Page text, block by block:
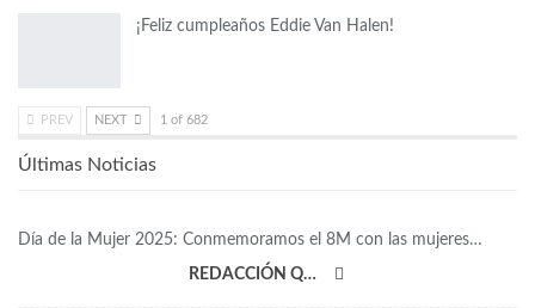
¡Feliz cumpleaños Eddie Van Halen!
PREV NEXT 1 of 682
Últimas Noticias
Día de la Mujer 2025: Conmemoramos el 8M con las mujeres…
REDACCIÓN QRP